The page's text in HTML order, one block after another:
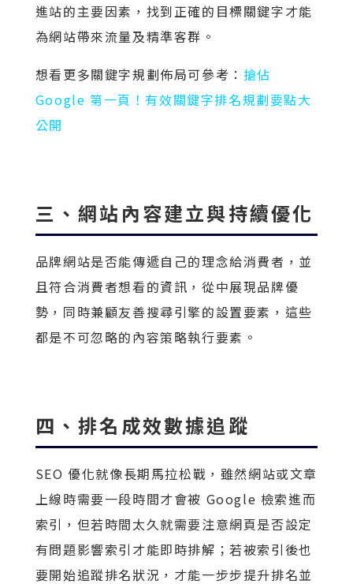
進站的主要因素，找到正確的目標關鍵字才能
為網站帶來流量及精準客群。
想看更多關鍵字規劃佈局可參考： 搶佔
Google 第一頁！有效關鍵字排名規劃要點大
公開
三、網站內容建立與持續優化
品牌網站是否能傳遞自己的理念給消費者，並
且符合消費者想看的資訊，從中展現品牌優
勢，同時兼顧友善搜尋引擎的設置要素，這些
都是不可忽略的內容策略執行要素。
四、排名成效數據追蹤
SEO 優化就像長期馬拉松戰，雖然網站或文章
上線時需要一段時間才會被 Google 檢索進而
索引，但若時間太久就需要注意網頁是否設定
有問題影響索引才能即時排解；若被索引後也
要開始追蹤排名狀況，才能一步步提升排名並